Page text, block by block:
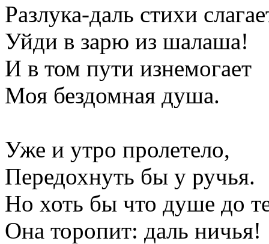
Разлука-даль стихи
Уйди в зарю из шалаша!
И в том пути изнемогает
Моя бездомная душа.
Уже и утро пролетело,
Передохнуть бы у ручья.
Но хоть бы что душе до
Она торопит: даль ничья!